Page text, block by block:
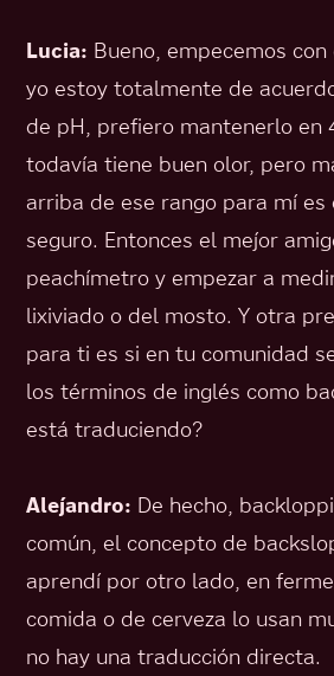
Lucia: Bueno, empecemos
yo estoy totalmente de
de pH, prefiero mantenerlo en
todavía tiene buen olor, pero
arriba de ese rango para mí es
seguro. Entonces el mejor
peachímetro y empezar a
lixiviado o del mosto. Y otra
para ti es si en tu comunidad
los términos de inglés como
está traduciendo?
Alejandro: De hecho,
común, el concepto de
aprendí por otro lado, en
comida o de cerveza lo usan
no hay una traducción directa.